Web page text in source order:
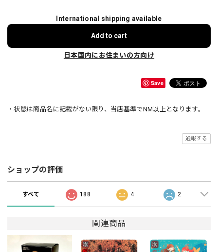
International shipping available
Add to cart
日本国内にお住まいの方向け
Save
・状態は商品名に記載がない限り、当店基準でNM以上となります。
通報する
ショップの評価
すべて 188 4 2
関連商品